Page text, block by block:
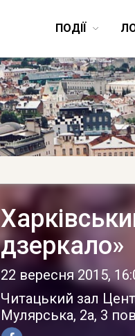
ПОДІЇ
дзеркало»
22 вересня 2015,
Читацький зал
Мулярська, 2а, 3